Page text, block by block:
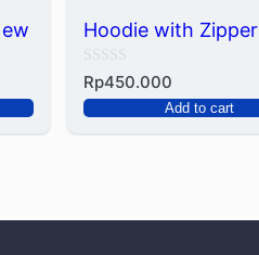
Hoodie with Zipper
Rated
0
Rp450.000
Add to cart